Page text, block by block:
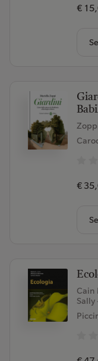
€
€
Cain
Sally